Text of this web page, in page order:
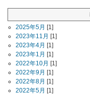
2025年5月 [1]
2023年11月 [1]
2023年4月 [1]
2023年1月 [1]
2022年10月 [1]
2022年9月 [1]
2022年8月 [1]
2022年5月 [1]